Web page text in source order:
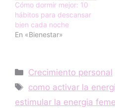
Cómo dormir mejor: 10
hábitos para descansar
bien cada noche
En «Bienestar»
Categorías
Crecimiento personal
Etiquetas
como activar la
estimular la energia